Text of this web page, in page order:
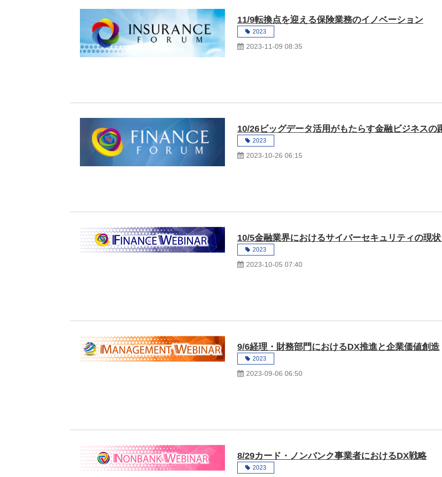
11/9転換点を迎える保険業務のイノベーション
2023
2023-11-09 08:35
10/26ビッグデータ活用がもたらす金融ビジネスの
2023
2023-10-26 06:15
10/5金融業界におけるサイバーセキュリティの現
2023
2023-10-05 07:40
9/6経理・財務部門におけるDX推進と企業価値創造
2023
2023-09-06 06:50
8/29カード・ノンバンク事業者におけるDX戦略
2023